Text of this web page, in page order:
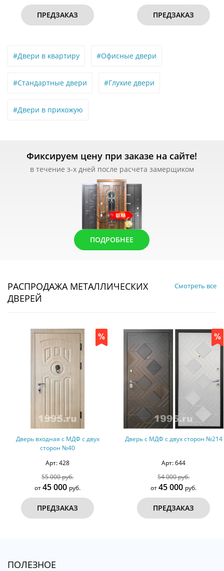
ПРЕДЗАКАЗ ПРЕДЗАКАЗ
#Двери в квартиру #Офисные двери
#Стандартные двери #Глухие двери
#Двери в прихожую
Фиксируем цену при заказе на сайте!
в течение з-х дней после расчета замерщиком
ПОДРОБНЕЕ
РАСПРОДАЖА МЕТАЛЛИЧЕСКИХ
ДВЕРЕЙ
Смотреть все
Дверь входная с МДФ с двух
сторон №40
Арт: 428
55 000 руб.
от45 000 руб.
ПРЕДЗАКАЗ
Дверь с МДФ с двух сторон №214
Арт: 644
54 000 руб.
от45 000 руб.
ПРЕДЗАКАЗ
ПОЛЕЗНОЕ